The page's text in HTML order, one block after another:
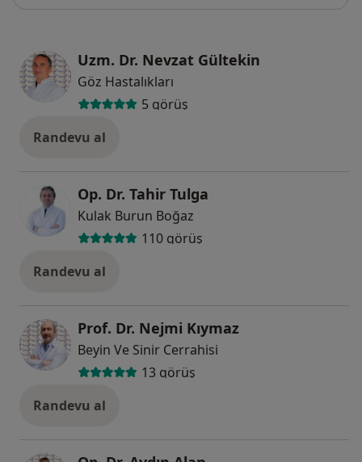
Uzm. Dr. Nevzat Gültekin
Göz Hastalıkları
5 görüş
Randevu al
Op. Dr. Tahir Tulga
Kulak Burun Boğaz
110 görüş
Randevu al
Prof. Dr. Nejmi Kıymaz
Beyin Ve Sinir Cerrahisi
13 görüş
Randevu al